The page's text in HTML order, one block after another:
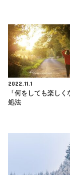
2022.11.1
「何をしても楽し
処法